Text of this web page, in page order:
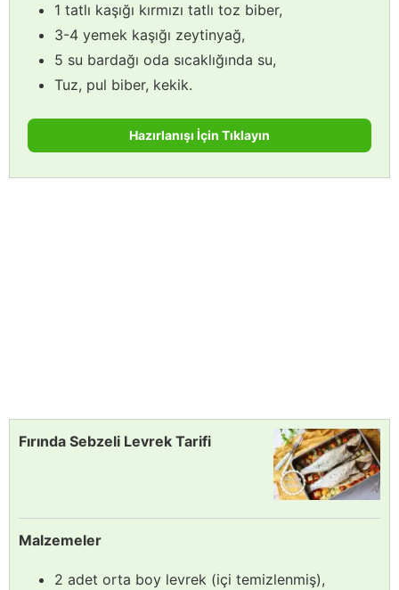
1 tatlı kaşığı kırmızı tatlı toz biber,
3-4 yemek kaşığı zeytinyağ,
5 su bardağı oda sıcaklığında su,
Tuz, pul biber, kekik.
Hazırlanışı İçin Tıklayın
Fırında Sebzeli Levrek Tarifi
Malzemeler
2 adet orta boy levrek (içi temizlenmiş),